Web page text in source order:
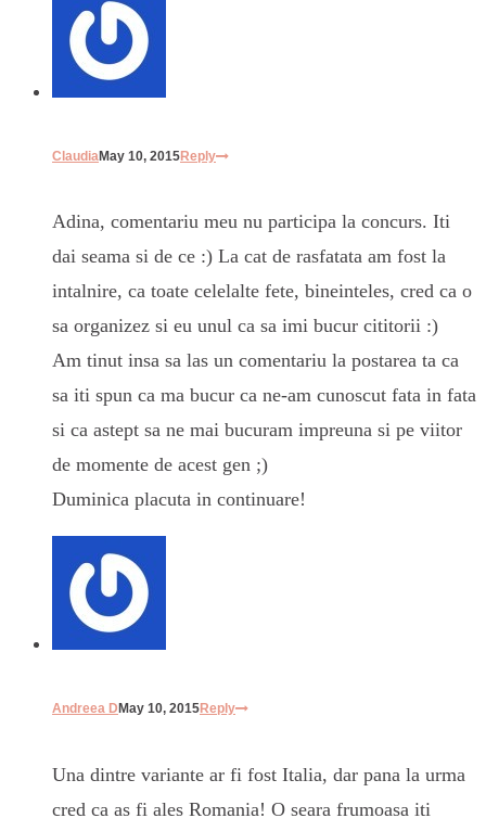
ClaudiaMay 10, 2015Reply
Adina, comentariu meu nu participa la concurs. Iti
dai seama si de ce :) La cat de rasfatata am fost la
intalnire, ca toate celelalte fete, bineinteles, cred ca o
sa organizez si eu unul ca sa imi bucur cititorii :)
Am tinut insa sa las un comentariu la postarea ta ca
sa iti spun ca ma bucur ca ne-am cunoscut fata in fata
si ca astept sa ne mai bucuram impreuna si pe viitor
de momente de acest gen ;)
Duminica placuta in continuare!
Andreea D May 10, 2015Reply
Una dintre variante ar fi fost Italia, dar pana la urma
cred ca as fi ales Romania! O seara frumoasa iti